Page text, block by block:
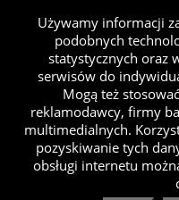
Używamy informacji
podobnych
statystycznych oraz
serwisów do
Mogą też
reklamodawcy, firmy
multimedialnych.
pozyskiwanie tych
obsługi internetu